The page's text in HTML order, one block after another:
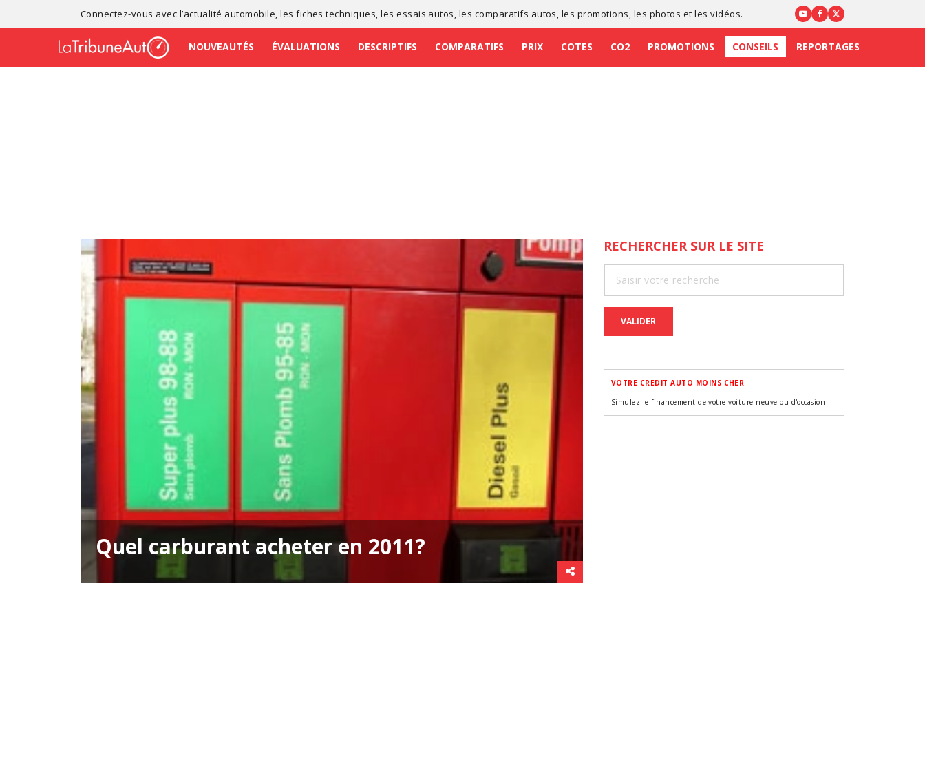
Connectez-vous avec l’actualité automobile , lesfiches techniques , lesessais autos , les comparatifs autos , les promotions , les photos et les vidéos.
NOUVEAUTÉS ÉVALUATIONS DESCRIPTIFS COMPARATIFS PRIX COTES CO2 PROMOTIONS CONSEILS REPORTAGES
Quel carburant acheter en 2011?
RECHERCHER SUR LE SITE
VALIDER
VOTRE CREDIT AUTO MOINS CHER
Simulez le financement de votre voiture neuve ou d'occasion